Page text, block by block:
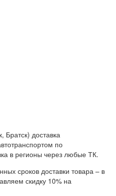
Братск) доставка
по
в регионы через любые ТК.
сроков доставки товара – в
скидку 10% на